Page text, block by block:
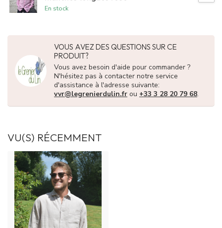
En stock
VOUS AVEZ DES QUESTIONS SUR CE
PRODUIT?
Vous avez besoin d'aide pour commander ?
N'hésitez pas à contacter notre service
d'assistance à l'adresse suivante:
vvr@legrenierdulin.fr ou +33 3 28 20 79 68.
VU(S) RÉCEMMENT